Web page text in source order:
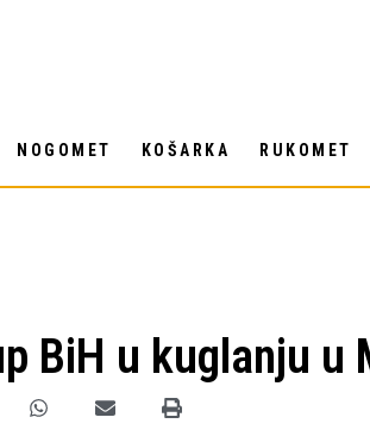
NOGOMET KOŠARKA RUKOMET
BiH u kuglanju u